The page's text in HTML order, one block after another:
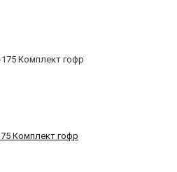
Комплект гофр